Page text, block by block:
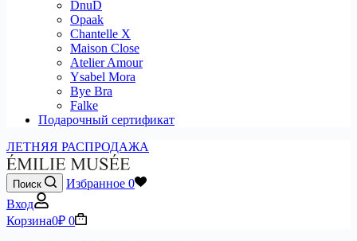
DnuD
Opaak
Chantelle X
Maison Close
Atelier Amour
Ysabel Mora
Bye Bra
Falke
Подарочный сертификат
ЛЕТНЯЯ РАСПРОДАЖА
Поиск Избранное 0
Вход
Корзина0₽ 0